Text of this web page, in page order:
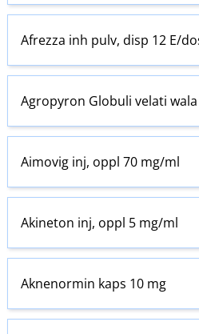
Afrezza inh pulv, disp 12 E​/​
Agropyron Globuli velati
Aimovig inj, oppl 70 mg/ml
Akineton inj, oppl 5 mg/ml
Aknenormin kaps 10 mg